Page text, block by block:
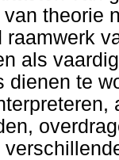
theorie
raamwerk
als
dienen te